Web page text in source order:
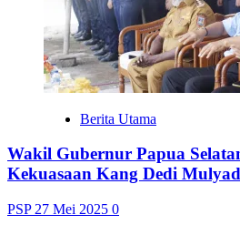
Sekolah
Satu
Atap
Wasur
Berita Utama
Wakil Gubernur Papua
Kekuasaan Kang Dedi
PSP 27 Mei 2025 0